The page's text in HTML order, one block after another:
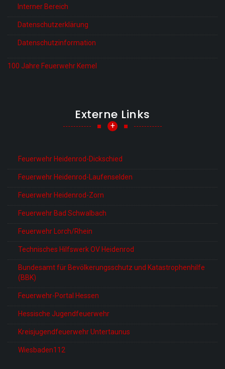
Interner Bereich
Datenschutzerklärung
Datenschutzinformation
100 Jahre Feuerwehr Kemel
Externe Links
+
Feuerwehr Heidenrod-Dickschied
Feuerwehr Heidenrod-Laufenselden
Feuerwehr Heidenrod-Zorn
Feuerwehr Bad Schwalbach
Feuerwehr Lorch/Rhein
Technisches Hilfswerk OV Heidenrod
Bundesamt für Bevölkerungsschutz und Katastrophenhilfe
(BBK)
Feuerwehr-Portal Hessen
Hessische Jugendfeuerwehr
Kreisjugendfeuerwehr Untertaunus
Wiesbaden112